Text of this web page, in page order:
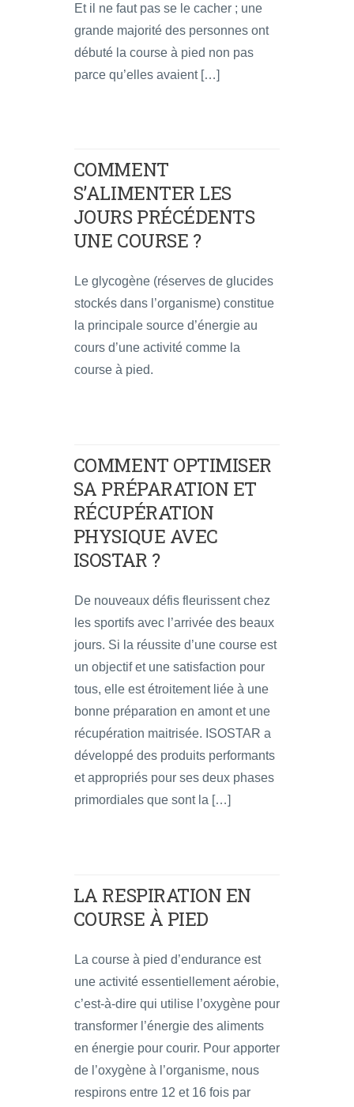
Et il ne faut pas se le cacher ; une
grande majorité des personnes ont
débuté la course à pied non pas
parce qu’elles avaient […]
COMMENT
S’ALIMENTER LES
JOURS PRÉCÉDENTS
UNE COURSE ?
Le glycogène (réserves de glucides
stockés dans l’organisme) constitue
la principale source d’énergie au
cours d’une activité comme la
course à pied.
COMMENT OPTIMISER
SA PRÉPARATION ET
RÉCUPÉRATION
PHYSIQUE AVEC
ISOSTAR ?
De nouveaux défis fleurissent chez
les sportifs avec l’arrivée des beaux
jours. Si la réussite d’une course est
un objectif et une satisfaction pour
tous, elle est étroitement liée à une
bonne préparation en amont et une
récupération maitrisée. ISOSTAR a
développé des produits performants
et appropriés pour ses deux phases
primordiales que sont la […]
LA RESPIRATION EN
COURSE À PIED
La course à pied d’endurance est
une activité essentiellement aérobie,
c’est-à-dire qui utilise l’oxygène pour
transformer l’énergie des aliments
en énergie pour courir. Pour apporter
de l’oxygène à l’organisme, nous
respirons entre 12 et 16 fois par